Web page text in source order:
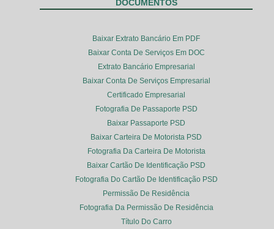
DOCUMENTOS
Baixar Extrato Bancário Em PDF
Baixar Conta De Serviços Em DOC
Extrato Bancário Empresarial
Baixar Conta De Serviços Empresarial
Certificado Empresarial
Fotografia De Passaporte PSD
Baixar Passaporte PSD
Baixar Carteira De Motorista PSD
Fotografia Da Carteira De Motorista
Baixar Cartão De Identificação PSD
Fotografia Do Cartão De Identificação PSD
Permissão De Residência
Fotografia Da Permissão De Residência
Título Do Carro